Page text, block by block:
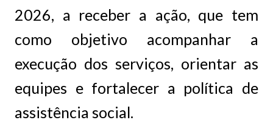
2026, a receber a ação, que tem
como objetivo acompanhar a
execução dos serviços, orientar as
equipes e fortalecer a política de
assistência social.